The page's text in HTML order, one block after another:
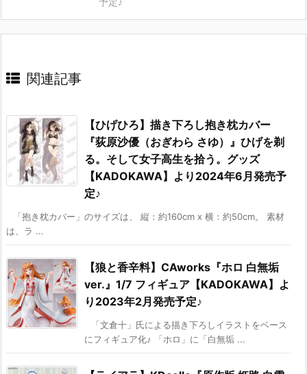
関連記事
【ひげひろ】描き下ろし抱き枕カバー
『荻原沙優（おぎわら さゆ）』ひげを剃
る。そして女子高生を拾う。グッズ
【KADOKAWA】より2024年6月発売予
定♪
「抱き枕カバー」のサイズは、 縦：約160cm x 横：約50cm。 素材
は、ラ ...
【狼と香辛料】CAworks『ホロ 白無垢
ver.』1/7 フィギュア【KADOKAWA】よ
り2023年2月発売予定♪
「文倉十」氏による描き下ろしイラストをベース
にフィギュア化♪ 「ホロ」に「白無垢 ...